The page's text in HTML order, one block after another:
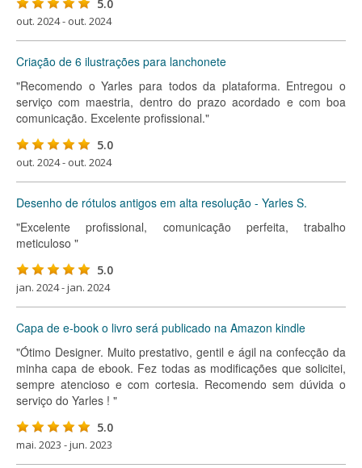
5.0
out. 2024 - out. 2024
Criação de 6 ilustrações para lanchonete
"Recomendo o Yarles para todos da plataforma. Entregou o
serviço com maestria, dentro do prazo acordado e com boa
comunicação. Excelente profissional."
5.0
out. 2024 - out. 2024
Desenho de rótulos antigos em alta resolução - Yarles S.
"Excelente profissional, comunicação perfeita, trabalho
meticuloso "
5.0
jan. 2024 - jan. 2024
Capa de e-book o livro será publicado na Amazon kindle
"Ótimo Designer. Muito prestativo, gentil e ágil na confecção da
minha capa de ebook. Fez todas as modificações que solicitei,
sempre atencioso e com cortesia. Recomendo sem dúvida o
serviço do Yarles ! "
5.0
mai. 2023 - jun. 2023